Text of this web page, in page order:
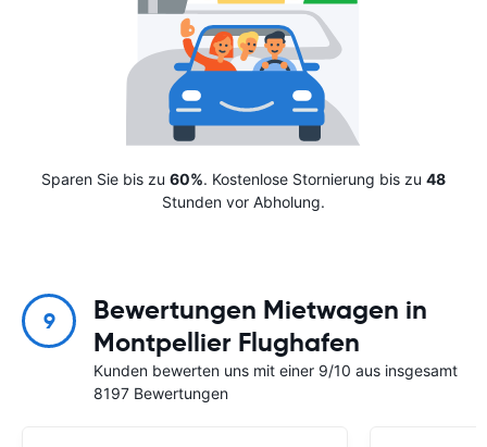
Sparen Sie bis zu 60%. Kostenlose Stornierung bis zu 48
Stunden vor Abholung.
9
Bewertungen Mietwagen in
Montpellier Flughafen
Kunden bewerten uns mit einer 9/10 aus insgesamt
8197 Bewertungen